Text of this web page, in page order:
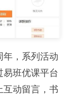
年，系列活动
易班优课平台
互动留言，书